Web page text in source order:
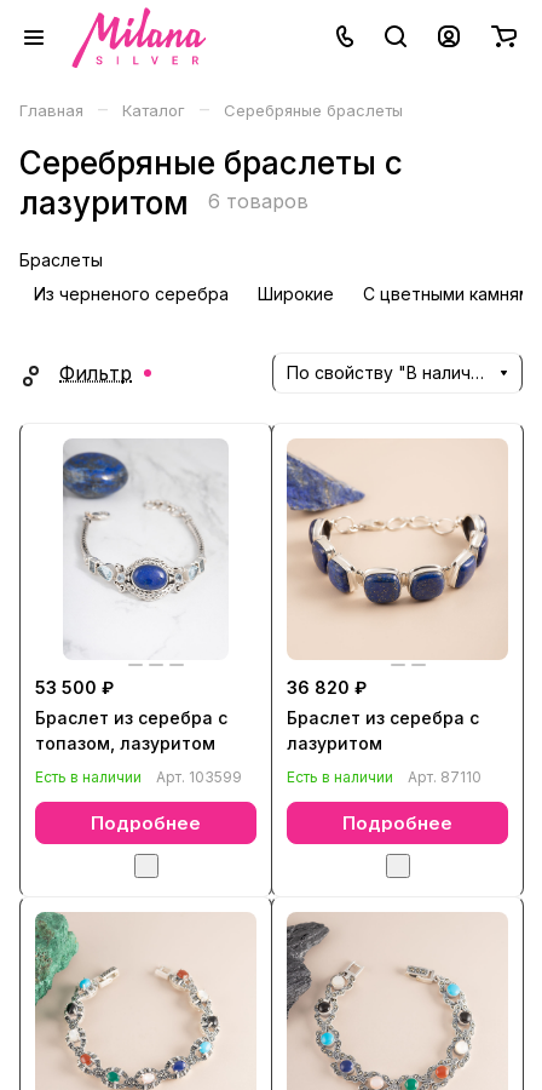
Главная – Каталог – Серебряные браслеты
Серебряные браслеты с
лазуритом
6 товаров
Браслеты
Из черненого серебра
Широкие С цветными камнями
Фильтр По свойству "В наличии" (убывание)
53 500 ₽
Браслет из серебра с
топазом, лазуритом
Есть в наличии Арт. 103599
Подробнее
36 820 ₽
Браслет из серебра с
лазуритом
Есть в наличии Арт. 87110
Подробнее